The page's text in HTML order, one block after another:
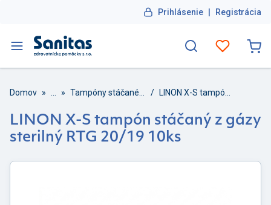
Prihlásenie | Registrácia
Domov » » /
LINON X-S tampón stáčaný z gázy
sterilný RTG 20/19 10ks